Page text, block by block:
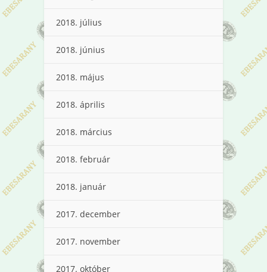
2018. július
2018. június
2018. május
2018. április
2018. március
2018. február
2018. január
2017. december
2017. november
2017. október